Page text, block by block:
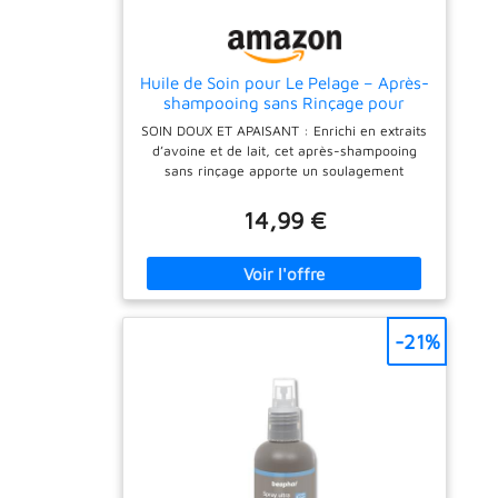
Huile de Soin pour Le Pelage – Après-
shampooing sans Rinçage pour
Chiens & Chats – Huile Apaisante
Oatmeal & Milk, Hydratation
Profonde, Pelage Doux & Fraîcheur
Longue Durée, 55 ML
SOIN DOUX ET APAISANT : Enrichi en extraits
d’avoine et de lait, cet après-shampooing
sans rinçage apporte un soulagement
irrités. Sa formule douce calme la peau et
laisse le pelage sain et soyeux. HYDRATATION
nourrissante de collagène, d’huile de jojoba
et d’huile d’olive hydrate en profondeur,
plus lisse et plus doux. TEXTURE LÉGÈRE,
NON COLLANTE : Idéal pour un usage
quotidien – cette huile légère pénètre
rapidement sans laisser de film gras ou
collant. Parfaite pour les animaux ayant
besoin d’hydratation sans effet lourd.
AMÉLIORE LE DÉMÊLAGE & RÉDUIT LES
NŒUDS : La formule nourrissante aide à
prévenir les nœuds et les enchevêtrements,
14,99 €
-21%